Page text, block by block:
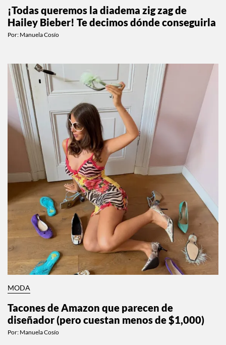
¡Todas queremos la diadema zig zag de
Hailey Bieber! Te decimos dónde conseguirla
Por: Manuela Cosío
MODA
Tacones de Amazon que parecen de
diseñador (pero cuestan menos de $1,000)
Por: Manuela Cosío